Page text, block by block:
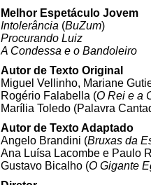
Melhor Espetáculo Jovem
Intolerância (BuZum)
Procurando Luiz
A Condessa e o Bandoleiro
Autor de Texto Original
Miguel Vellinho, Mariane
Rogério Falabella (O Rei e a
Marília Toledo (Palavra
Autor de Texto Adaptado
Angelo Brandini (Bruxas da
Ana Luísa Lacombe e Paulo
Gustavo Bicalho (O Gigante